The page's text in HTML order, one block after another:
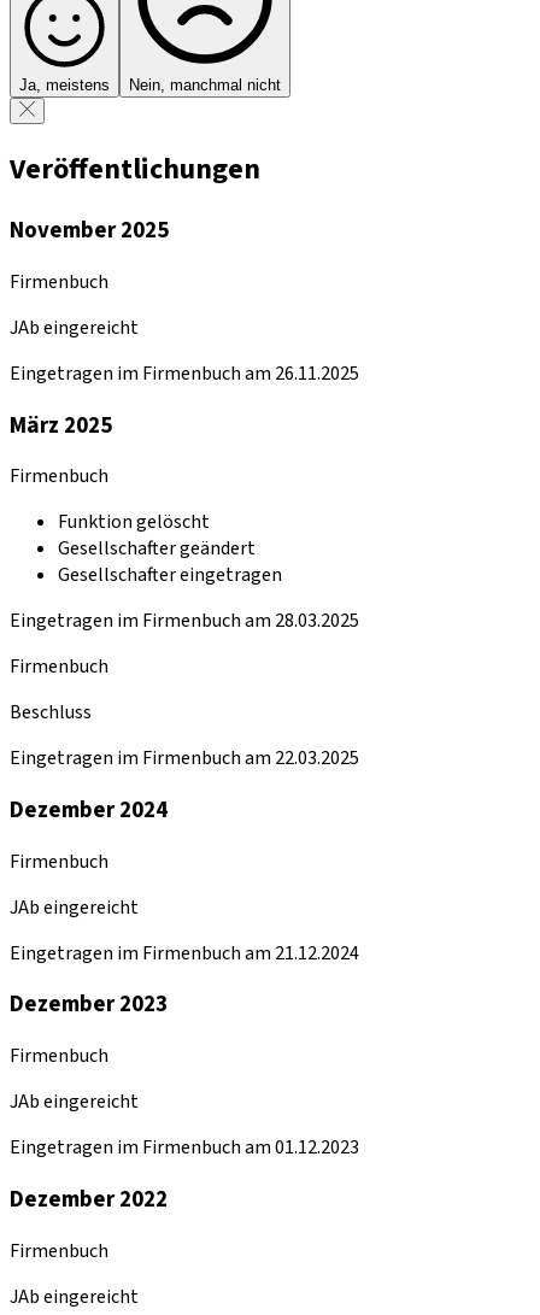
Ja, meistens Nein, manchmal nicht
Veröffentlichungen
November 2025
Firmenbuch
JAb eingereicht
Eingetragen im Firmenbuch am 26.11.2025
März 2025
Firmenbuch
Funktion gelöscht
Gesellschafter geändert
Gesellschafter eingetragen
Eingetragen im Firmenbuch am 28.03.2025
Firmenbuch
Beschluss
Eingetragen im Firmenbuch am 22.03.2025
Dezember 2024
Firmenbuch
JAb eingereicht
Eingetragen im Firmenbuch am 21.12.2024
Dezember 2023
Firmenbuch
JAb eingereicht
Eingetragen im Firmenbuch am 01.12.2023
Dezember 2022
Firmenbuch
JAb eingereicht